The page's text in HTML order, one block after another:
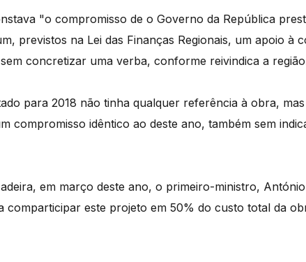
"o compromisso de o Governo da República
previstos na Lei das Finanças Regionais, um apoio à
concretizar uma verba, conforme reivindica a
para 2018 não tinha qualquer referência à obra,
compromisso idêntico ao deste ano, também sem
em março deste ano, o primeiro-ministro,
comparticipar este projeto em 50% do custo total da